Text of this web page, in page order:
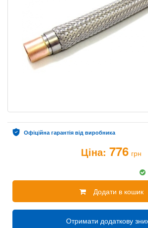
Офіційна гарантія від виробника
Ціна: 776 грн
Додати в кошик
Отримати додаткову